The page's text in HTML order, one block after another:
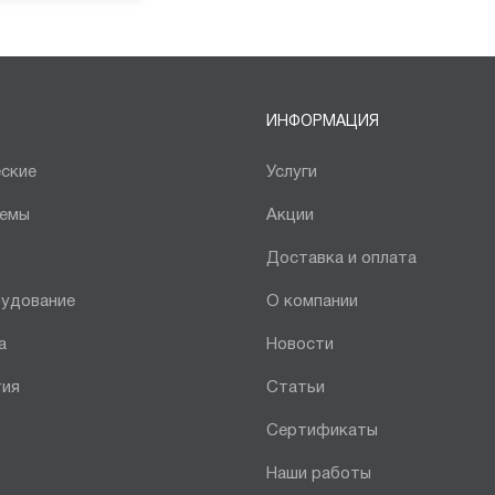
ИНФОРМАЦИЯ
Услуги
Акции
Доставка и оплата
О компании
Новости
Статьи
Сертификаты
Наши работы